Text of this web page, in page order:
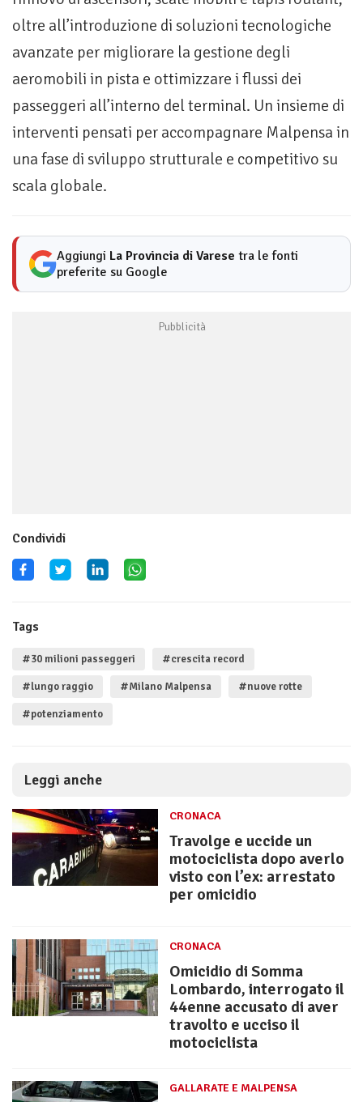
oltre all’introduzione di soluzioni tecnologiche
avanzate per migliorare la gestione degli
aeromobili in pista e ottimizzare i flussi dei
passeggeri all’interno del terminal. Un insieme di
interventi pensati per accompagnare Malpensa in
una fase di sviluppo strutturale e competitivo su
scala globale.
Aggiungi La Provincia di Varese tra le fonti
preferite su Google
Condividi
Tags
#30 milioni passeggeri #crescita record
#lungo raggio #Milano Malpensa #nuove rotte
#potenziamento
Leggi anche
CRONACA
Travolge e uccide un
motociclista dopo averlo
visto con l’ex: arrestato
per omicidio
CRONACA
Omicidio di Somma
Lombardo, interrogato il
44enne accusato di aver
travolto e ucciso il
motociclista
GALLARATE E MALPENSA